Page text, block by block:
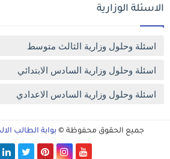
الاسئلة الوزارية
اسئلة وحلول وزارية الثالث متوسط
اسئلة وحلول وزارية السادس الابتدائي
اسئلة وحلول وزارية السادس الاعدادي
جميع الحقوق محفوظة © بوابة الطالب